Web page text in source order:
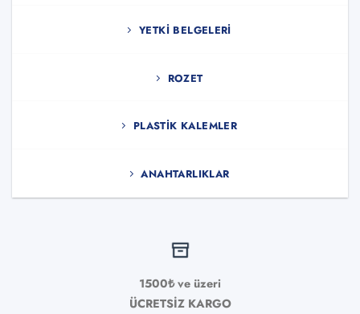
YETKI BELGELERI
ROZET
PLASTIK KALEMLER
ANAHTARLIKLAR
1500₺ ve üzeri
ÜCRETSİZ KARGO